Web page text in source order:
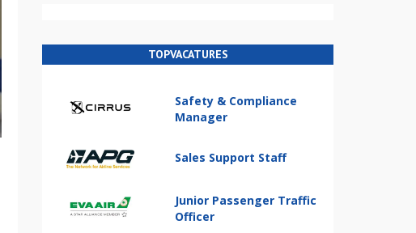
TOPVACATURES
Safety & Compliance
Manager
Sales Support Staff
Junior Passenger Traffic
Officer